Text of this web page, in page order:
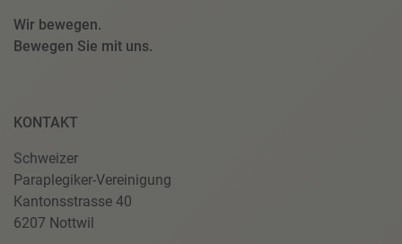
Wir bewegen.
Bewegen Sie mit uns.
KONTAKT
Schweizer
Paraplegiker-Vereinigung
Kantonsstrasse 40
6207 Nottwil